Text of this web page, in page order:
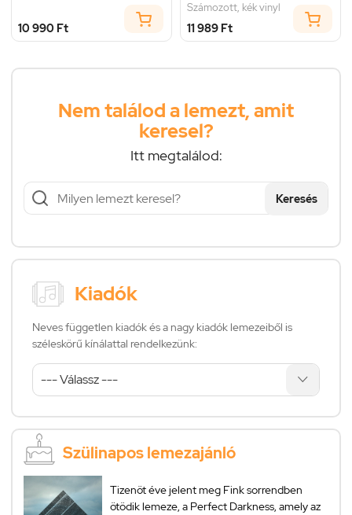
10 990 Ft
Számozott, kék vinyl
11 989 Ft
Nem találod a lemezt, amit
keresel?
Itt megtalálod:
Keresés
Kiadók
Neves független kiadók és a nagy kiadók lemezeiből is
széleskörű kínálattal rendelkezünk:
Szülinapos lemezajánló
Tizenöt éve jelent meg Fink sorrendben
ötödik lemeze, a Perfect Darkness, amely az